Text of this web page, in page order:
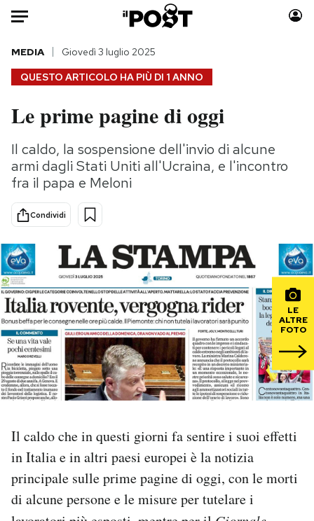
HOME
Italia
Politica
Tecnologia
Scienza
Economia
Sport
Moda
Consumismi
Altrecose
Mondiali calcio 2026
PODCAST
NEWSLETTER
I MIEI PREFERITI
SHOP
QUESTO ARTICOLO HA PIÙ DI 1 ANNO
MEDIA Giovedì 3 luglio 2025
Le prime pagine di oggi
Il caldo, la sospensione dell'invio di alcune
armi dagli Stati Uniti all'Ucraina, e l'incontro
fra il papa e Meloni
Condividi
LE
ALTRE
FOTO
Il caldo che in questi giorni fa sentire i suoi effetti
in Italia e in altri paesi europei è la notizia
principale sulle prime pagine di oggi, con le morti
di alcune persone e le misure per tutelare i